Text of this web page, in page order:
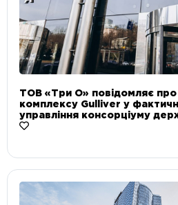
ТОВ «Три О» повідомляє
комплексу Gulliver у
управління консорціуму